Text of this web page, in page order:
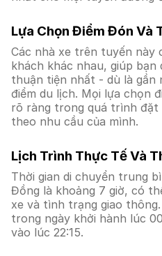
Lựa Chọn Điểm Đón Và
Các nhà xe trên tuyến này
khách khác nhau, giúp bạn
thuận tiện nhất - dù là gần
điểm du lịch. Mọi lựa chọn
rõ ràng trong quá trình đặt
theo nhu cầu của mình.
Lịch Trình Thực Tế Và
Thời gian di chuyển trung
Đồng là khoảng 7 giờ, có
xe và tình trạng giao
trong ngày khởi hành lúc
vào lúc 22:15.